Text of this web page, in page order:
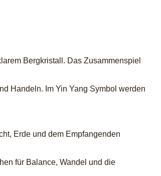
Bergkristall. Das Zusammenspiel
Handeln. Im Yin Yang Symbol werden
Erde und dem Empfangenden
für Balance, Wandel und die